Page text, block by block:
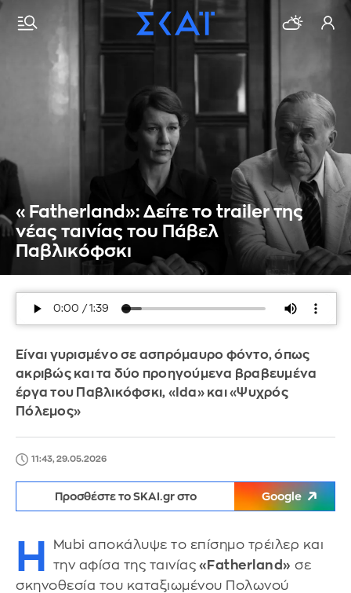
«Fatherland»: Δείτε το trailer της
νέας ταινίας του Πάβελ
Παβλικόφσκι
Eίναι γυρισμένο σε ασπρόμαυρο φόντο, όπως
ακριβώς και τα δύο προηγούμενα βραβευμένα
έργα του Παβλικόφσκι, «Ida» και «Ψυχρός
Πόλεμος»
11:43, 29.05.2026
Προσθέστε το SKAI.gr στο Google
Η
Mubi αποκάλυψε το επίσημο τρέιλερ και
την αφίσα της ταινίας «Fatherland» σε
σκηνοθεσία του καταξιωμένου Πολωνού